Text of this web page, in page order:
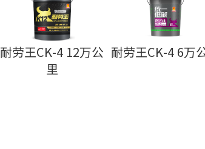
耐劳王CK-4 12万公
里
耐劳王CK-4 6万